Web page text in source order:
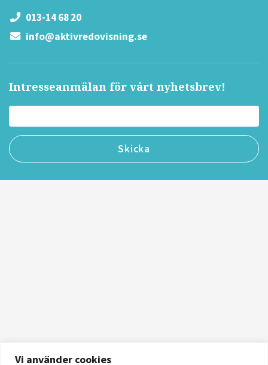
Vi använder cookies
013-14 68 20
info@aktivredovisning.se
Intresseanmälan för vårt nyhetsbrev!